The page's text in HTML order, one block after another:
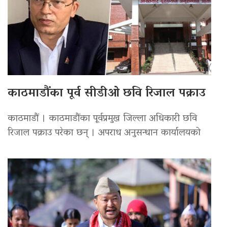
काठमाडौंका पूर्व सीडीओ छवि रिजाल पक्राउ
काठमाडौं । काठमाडौंका पूर्वप्रमुख जिल्ला अधिकारी छवि
रिजाल पक्राउ परेका छन् । अपराध अनुसन्धान कार्यालयको